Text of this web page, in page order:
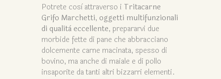
Potrete così attraverso i Tritacarne
Grifo Marchetti, oggetti multifunzionali
di qualità eccellente, prepararvi due
morbide fette di pane che abbracciano
dolcemente carne macinata, spesso di
bovino, ma anche di maiale e di pollo
insaporite da tanti altri bizzarri elementi.